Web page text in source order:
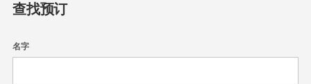
查找预订
名字